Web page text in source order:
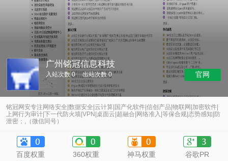
广州铭冠信息科技
入站次数 0 出站次数 0 官网
铭冠网安专注网络安全|数据安全|云计算|国产化软件|信创产品|物联网|加密软件|
上网行为审计|下一代防火墙|VPN|桌面云|超融合|网络准入|等保合规|态势感知|防
泄密；,（微信同号）
百度权重 360权重 神马权重 谷歌PR